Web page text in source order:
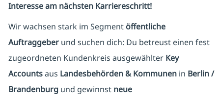
Interesse am nächsten Karriereschritt!
Wir wachsen stark im Segment öffentliche
Auftraggeber und suchen dich: Du betreust einen fest
zugeordneten Kundenkreis ausgewählter Key
Accountsaus Landesbehörden & Kommunen in Berlin /
Brandenburg und gewinnst neue